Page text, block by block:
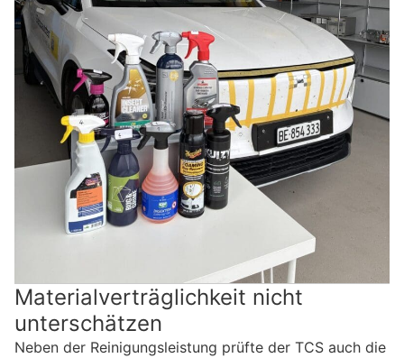
Materialverträglichkeit nicht
unterschätzen
Neben der Reinigungsleistung prüfte der TCS auch die